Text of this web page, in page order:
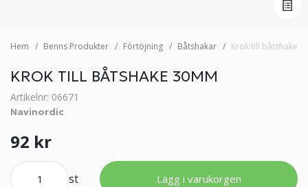
Hem Benns Produkter Förtöjning Båtshakar Krok till båtshake
KROK TILL BÅTSHAKE 30MM
Artikelnr: 06671
Navinordic
92 kr
st Lägg i varukorgen